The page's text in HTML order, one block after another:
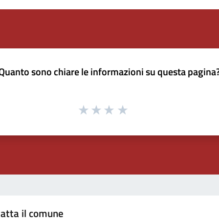
sono chiare le informazioni su questa
il comune